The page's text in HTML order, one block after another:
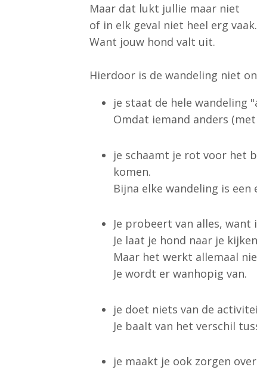
Maar dat lukt jullie maar niet
of in elk geval niet heel erg vaak.
Want jouw hond valt uit.
Hierdoor is de wandeling niet
je staat de hele wandeling
Omdat iemand anders
je schaamt je rot voor het
komen.
Bijna elke wandeling is
Je probeert van alles,
Je laat je hond naar je
Maar het werkt allemaal
Je wordt er wanhopig van.
je doet niets van de
Je baalt van het verschil
je maakt je ook zorgen